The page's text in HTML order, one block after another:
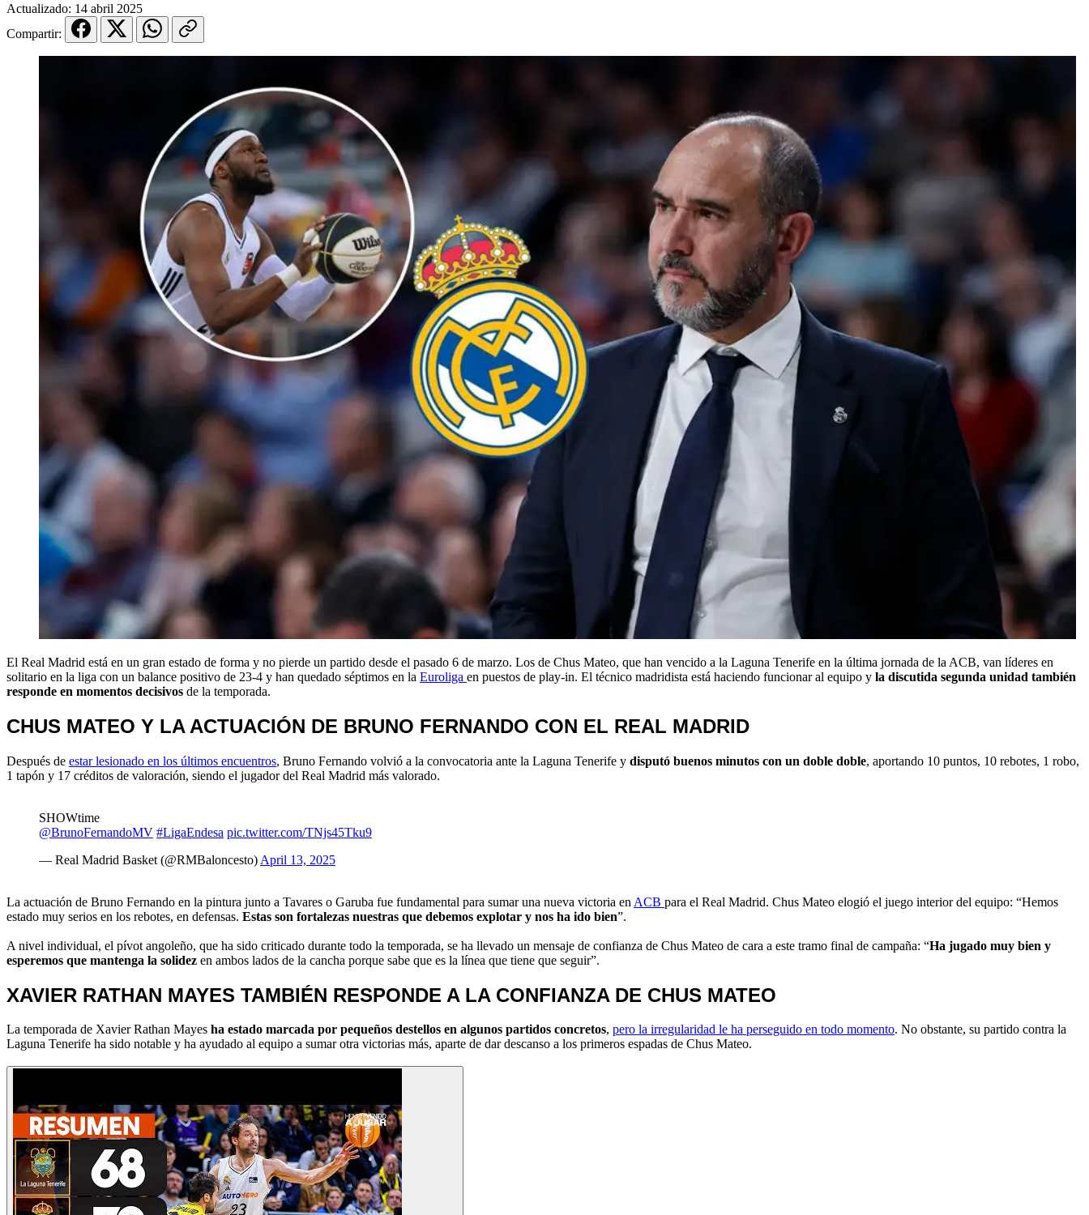
Actualizado: 14 abril 2025
Compartir:
El Real Madrid está en un gran estado de forma y no pierde un partido desde el pasado 6 de marzo. Los de Chus Mateo, que han vencido a la Laguna Tenerife en la última jornada de la ACB, van líderes en
solitario en la liga con un balance positivo de 23-4 y han quedado séptimos en la Euroliga en puestos de play-in. El técnico madridista está haciendo funcionar al equipo y la discutida segunda unidad también
responde en momentos decisivos de la temporada.
CHUS MATEO Y LA ACTUACIÓN DE BRUNO FERNANDO CON EL REAL MADRID
Después de estar lesionado en los últimos encuentros, Bruno Fernando volvió a la convocatoria ante la Laguna Tenerife y disputó buenos minutos con un doble doble, aportando 10 puntos, 10 rebotes, 1 robo,
1 tapón y 17 créditos de valoración, siendo el jugador del Real Madrid más valorado.
SHOWtime
@BrunoFernandoMV #LigaEndesa pic.twitter.com/TNjs45Tku9
— Real Madrid Basket (@RMBaloncesto) April 13, 2025
La actuación de Bruno Fernando en la pintura junto a Tavares o Garuba fue fundamental para sumar una nueva victoria en ACB para el Real Madrid. Chus Mateo elogió el juego interior del equipo: “Hemos
estado muy serios en los rebotes, en defensas. Estas son fortalezas nuestras que debemos explotar y nos ha ido bien”.
A nivel individual, el pívot angoleño, que ha sido criticado durante todo la temporada, se ha llevado un mensaje de confianza de Chus Mateo de cara a este tramo final de campaña: “Ha jugado muy bien y
esperemos que mantenga la solidez en ambos lados de la cancha porque sabe que es la línea que tiene que seguir”.
XAVIER RATHAN MAYES TAMBIÉN RESPONDE A LA CONFIANZA DE CHUS MATEO
La temporada de Xavier Rathan Mayes ha estado marcada por pequeños destellos en algunos partidos concretos, pero la irregularidad le ha perseguido en todo momento. No obstante, su partido contra la
Laguna Tenerife ha sido notable y ha ayudado al equipo a sumar otra victorias más, aparte de dar descanso a los primeros espadas de Chus Mateo.